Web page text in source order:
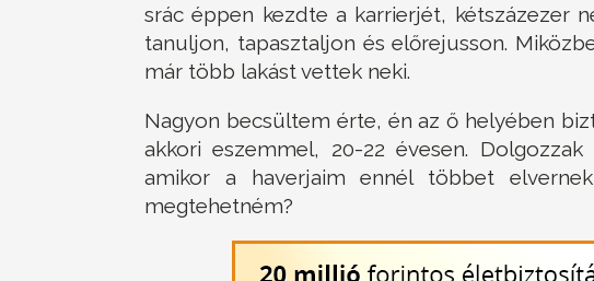
srác éppen kezdte a karrierjét, kétszázezer
tanuljon, tapasztaljon és előrejusson.
már több lakást vettek neki.
Nagyon becsültem érte, én az ő helyében
akkori eszemmel, 20-22 évesen.
amikor a haverjaim ennél többet
megtehetném?